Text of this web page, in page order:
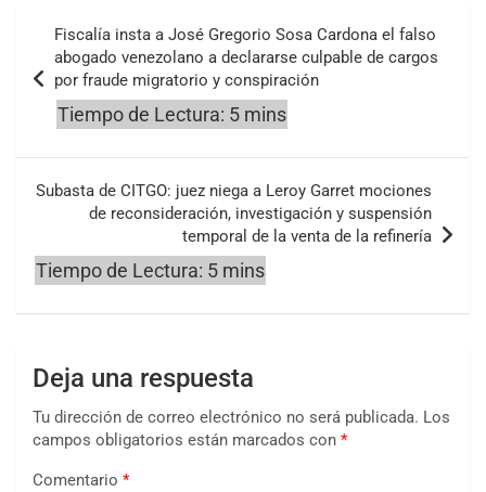
entradas
Fiscalía insta a José Gregorio Sosa Cardona el falso
abogado venezolano a declararse culpable de cargos
por fraude migratorio y conspiración
Subasta de CITGO: juez niega a Leroy Garret mociones
de reconsideración, investigación y suspensión
temporal de la venta de la refinería
Deja una respuesta
Tu dirección de correo electrónico no será publicada. Los
campos obligatorios están marcados con *
Comentario *